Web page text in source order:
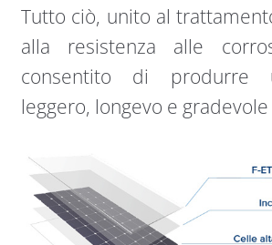
Tutto ciò, unito al
alla resistenza alle
consentito di produrre
leggero, longevo e gradevole